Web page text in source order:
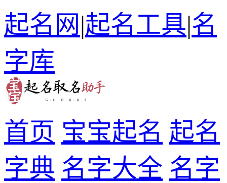
起名网|起名工具|名
字库
首页 宝宝起名 起名
字典 名字大全 名字